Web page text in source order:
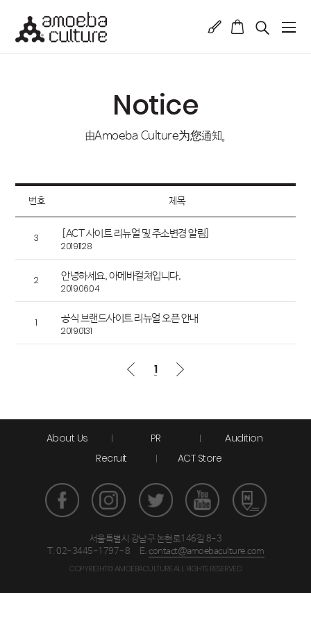
Notice
由Amoeba Culture为您通知。
번호 제목
3 [ACT 사이트 리뉴얼 및 주소변경 알림]
2019.11.28
2 안녕하세요, 아메바컬쳐입니다.
2019.06.04
1 공식 브랜드사이트 리뉴얼 오픈 안내
2019.01.31
1
About Us PR
Audition
Recruit
ACT Store
서울특별시 강남구 논현로146길 8-3
T. 02-3445-1797~8
E. contact@amoebaculture.com
COPYRIGHT© AMOEBACULTURE.ALL RIGHTS RESERVED